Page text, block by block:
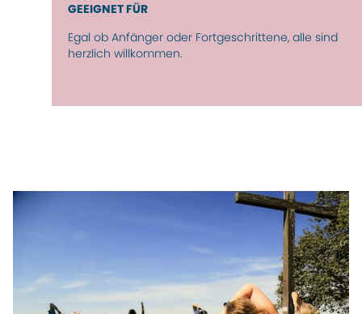
GEEIGNET FÜR
Egal ob Anfänger oder Fortgeschrittene, alle sind
herzlich willkommen.